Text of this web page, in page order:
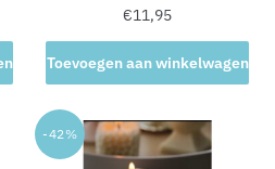
€11,95
Toevoegen aan winkelwagen
-42%